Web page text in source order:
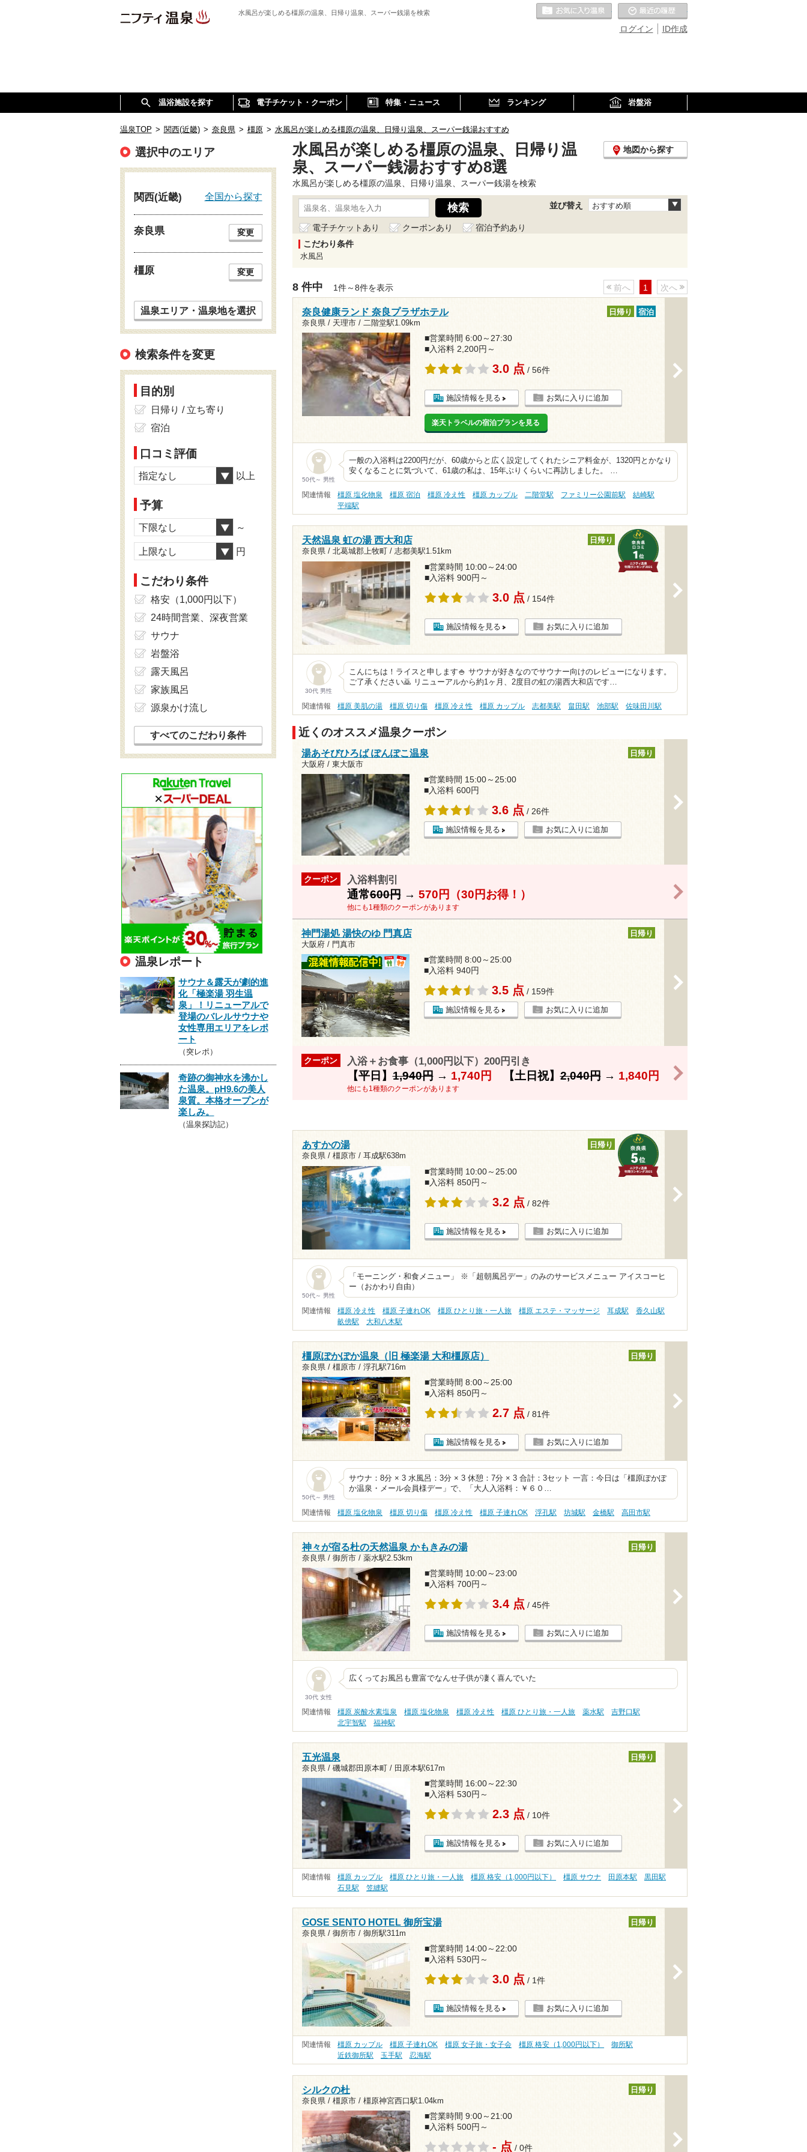
水風呂が楽しめる橿原の温泉、日帰り温泉、スーパー銭湯を検索
ID作成
ログイン
お気に入りの温泉
温浴施設を探す 電子チケット・クーポン 特集・ニュース ランキング 岩盤浴
温泉TOP > 関西(近畿) > 奈良県 > 橿原 > 水風呂が楽しめる橿原の温泉、日帰り温泉、スーパー銭湯おすすめ
水風呂が楽しめる橿原の温泉、日帰り温
泉、スーパー銭湯おすすめ8選
地図から探す
水風呂が楽しめる橿原の温泉、日帰り温泉、スーパー銭湯を検索
並び替え おすすめ順
電子チケットあり クーポンあり
宿泊予約あり
こだわり条件
水風呂
8 件中 1件～8件を表示 前へ 1 次へ
奈良健康ランド 奈良プラザホテル
奈良県 / 天理市 / 二階堂駅1.09km
日帰り 宿泊
■営業時間 6:00～27:30
■入浴料 2,200円～
3.0 点 / 56件
施設情報を見る お気に入りに追加
楽天トラベルの宿泊プランを見る
50代～ 男性
一般の入浴料は2200円だが、60歳からと広く設定してくれたシニア料金が、1320円とかなり
安くなることに気づいて、61歳の私は、15年ぶりくらいに再訪しました。 …
関連情報 橿原 塩化物泉 橿原 宿泊 橿原 冷え性 橿原 カップル 二階堂駅 ファミリー公園前駅
結崎駅
平端駅
天然温泉 虹の湯 西大和店
奈良県 / 北葛城郡上牧町 / 志都美駅1.51km
日帰り
■営業時間 10:00～24:00
■入浴料 900円～
3.0 点 / 154件
施設情報を見る お気に入りに追加
30代 男性
こんにちは！ライスと申します🍚 サウナが好きなのでサウナー向けのレビューになります。
ご了承ください🙇 リニューアルから約1ヶ月、2度目の虹の湯西大和店です…
関連情報 橿原 美肌の湯 橿原 切り傷 橿原 冷え性 橿原 カップル 志都美駅 畠田駅 池部駅 佐味田川駅
近くのオススメ温泉クーポン
湯あそびひろば ぽんぽこ温泉
大阪府 / 東大阪市
日帰り
■営業時間 15:00～25:00
■入浴料 600円
3.6 点 / 26件
施設情報を見る お気に入りに追加
クーポン 入浴料割引
通常600円→ 570円（30円お得！）
他にも1種類のクーポンがあります
神門湯処 湯快のゆ 門真店
大阪府 / 門真市
日帰り
■営業時間 8:00～25:00
■入浴料 940円
3.5 点 / 159件
施設情報を見る お気に入りに追加
クーポン 入浴＋お食事（1,000円以下）200円引き
【平日】1,940円→ 1,740円 【土日祝】2,040円→ 1,840円
他にも1種類のクーポンがあります
あすかの湯
奈良県 / 橿原市 / 耳成駅638m
日帰り
■営業時間 10:00～25:00
■入浴料 850円～
3.2 点 / 82件
施設情報を見る お気に入りに追加
50代～ 男性
「モーニング・和食メニュー」 ※「超朝風呂デー」のみのサービスメニュー アイスコーヒ
ー（おかわり自由）
関連情報 橿原 冷え性 橿原 子連れOK 橿原 ひとり旅・一人旅 橿原 エステ・マッサージ 耳成駅
香久山駅
畝傍駅
大和八木駅
橿原ぽかぽか温泉（旧 極楽湯 大和橿原店）
奈良県 / 橿原市 / 浮孔駅716m
日帰り
■営業時間 8:00～25:00
■入浴料 850円～
2.7 点 / 81件
施設情報を見る お気に入りに追加
50代～ 男性
サウナ：8分 × 3 水風呂：3分 × 3 休憩：7分 × 3 合計：3セット 一言：今日は「橿原ぽかぽ
か温泉・メール会員様デー」で、「大人入浴料：￥６０…
関連情報 橿原 塩化物泉 橿原 切り傷 橿原 冷え性 橿原 子連れOK 浮孔駅 坊城駅 金橋駅 高田市駅
神々が宿る杜の天然温泉 かもきみの湯
奈良県 / 御所市 / 薬水駅2.53km
日帰り
■営業時間 10:00～23:00
■入浴料 700円～
3.4 点 / 45件
施設情報を見る お気に入りに追加
30代 女性
広くってお風呂も豊富でなんせ子供が凄く喜んでいた
関連情報 橿原 炭酸水素塩泉 橿原 塩化物泉 橿原 冷え性 橿原 ひとり旅・一人旅 薬水駅
吉野口駅
北宇智駅
福神駅
五光温泉
奈良県 / 磯城郡田原本町 / 田原本駅617m
日帰り
■営業時間 16:00～22:30
■入浴料 530円～
2.3 点 / 10件
施設情報を見る お気に入りに追加
関連情報 橿原 カップル 橿原 ひとり旅・一人旅 橿原 格安（1,000円以下） 橿原 サウナ 田原本駅
黒田駅
石見駅
笠縫駅
GOSE SENTO HOTEL 御所宝湯
奈良県 / 御所市 / 御所駅311m
日帰り
■営業時間 14:00～22:00
■入浴料 530円～
3.0 点 / 1件
施設情報を見る お気に入りに追加
関連情報 橿原 カップル 橿原 子連れOK 橿原 女子旅・女子会 橿原 格安（1,000円以下）
御所駅
近鉄御所駅
玉手駅 忍海駅
シルクの杜
奈良県 / 橿原市 / 橿原神宮西口駅1.04km
日帰り
■営業時間 9:00～21:00
■入浴料 500円～
- 点 / 0件
選択中のエリア
関西(近畿) 全国から探す
奈良県 変更
橿原 変更
温泉エリア・温泉地を選択
検索条件を変更
目的別
日帰り / 立ち寄り
宿泊
口コミ評価
指定なし 以上
予算
下限なし ～
上限なし 円
こだわり条件
格安（1,000円以下）
24時間営業、深夜営業
サウナ
岩盤浴
露天風呂
家族風呂
源泉かけ流し
すべてのこだわり条件
温泉レポート
サウナ＆露天が劇的進
化「極楽湯 羽生温
泉」！リニューアルで
登場のバレルサウナや
女性専用エリアをレポ
ート
（突レポ）
奇跡の御神水を沸かし
た温泉。pH9.6の美人
泉質。本格オープンが
楽しみ。
（温泉探訪記）